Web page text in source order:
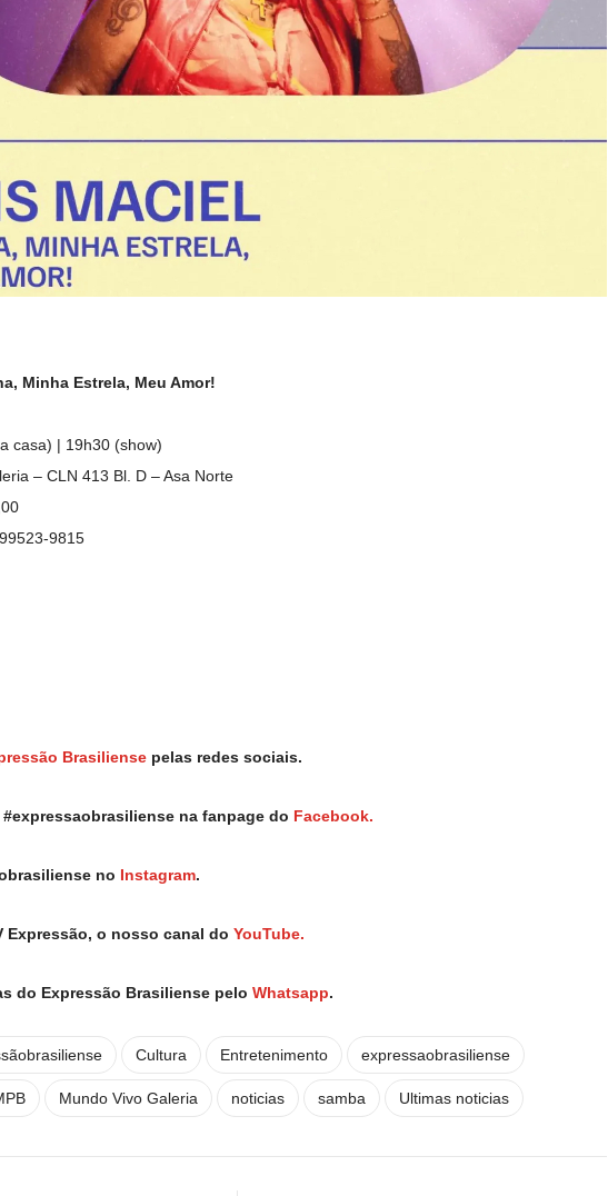
Minha Estrela, Meu Amor!
casa) | 19h30 (show)
– CLN 413 Bl. D – Asa Norte
9815
Brasiliense pelas redes sociais.
#expressaobrasiliense na fanpage do Facebook.
no Instagram.
Expressão, o nosso canal do YouTube.
do Expressão Brasiliense pelo Whatsapp.
Cultura Entretenimento expressaobrasiliense
Mundo Vivo Galeria noticias samba Ultimas noticias